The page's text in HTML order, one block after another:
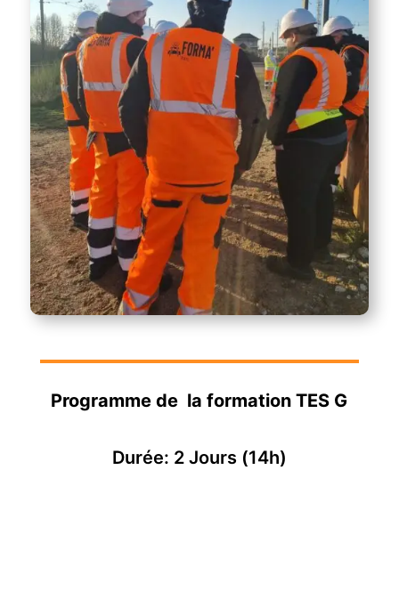
Programme de la formation TES G
Durée: 2 Jours (14h)